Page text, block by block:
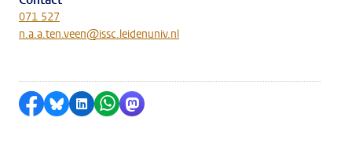
071 527
n.a.a.ten.veen@issc.leidenuniv.nl
Delen op Facebook
Delen via Bluesky
Delen op LinkedIn
Delen via WhatsApp
Delen via Mastodon